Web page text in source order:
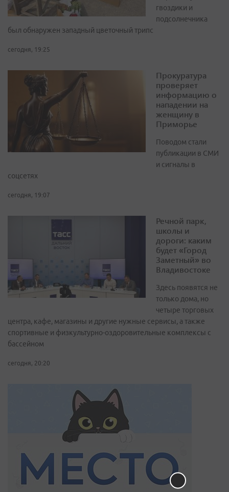
гвоздики и
подсолнечника
был обнаружен западный цветочный трипс
сегодня, 19:25
Прокуратура
проверяет
информацию о
нападении на
женщину в
Приморье
Поводом стали
публикации в СМИ
и сигналы в
соцсетях
сегодня, 19:07
Речной парк,
школы и
дороги: каким
будет «Город
Заметный» во
Владивостоке
Здесь появятся не
только дома, но
четыре торговых
центра, кафе, магазины и другие нужные сервисы, а также
спортивные и физкультурно-оздоровительные комплексы с
бассейном
сегодня, 20:20